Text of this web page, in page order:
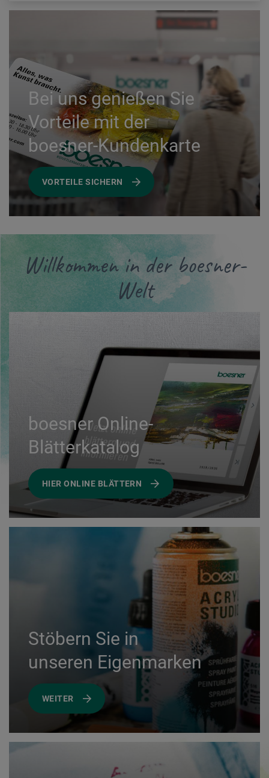
Bei uns genießen Sie
Vorteile mit der
boesner-Kundenkarte
VORTEILE SICHERN
Willkommen in der boesner-
Welt
boesner Online-
Blätterkatalog
HIER ONLINE BLÄTTERN
Stöbern Sie in
unseren Eigenmarken
WEITER